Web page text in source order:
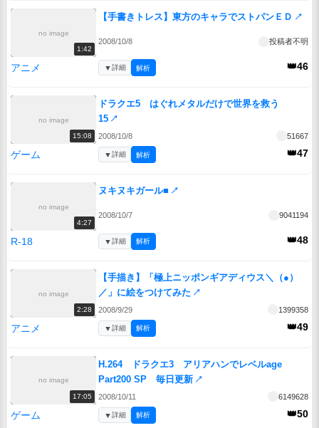
no image
1:42
【手書きトレス】東方のキャラでストパンＥＤ ↗
2008/10/8 投稿者不明
アニメ 👑46
▼詳細 解析
no image
15:08
ドラクエ5 はぐれメタルだけで世界を救う
15 ↗
2008/10/8 51667
ゲーム 👑47
▼詳細 解析
no image
4:27
ヌキヌキガール■ ↗
2008/10/7 9041194
R-18 👑48
▼詳細 解析
no image
2:28
【手描き】「極上ニッポンギアディウス＼（●）
／」に絵をつけてみた ↗
2008/9/29 1399358
アニメ 👑49
▼詳細 解析
no image
17:05
H.264 ドラクエ3 アリアハンでレベルage
Part200 SP 毎日更新 ↗
2008/10/11 6149628
ゲーム 👑50
▼詳細 解析